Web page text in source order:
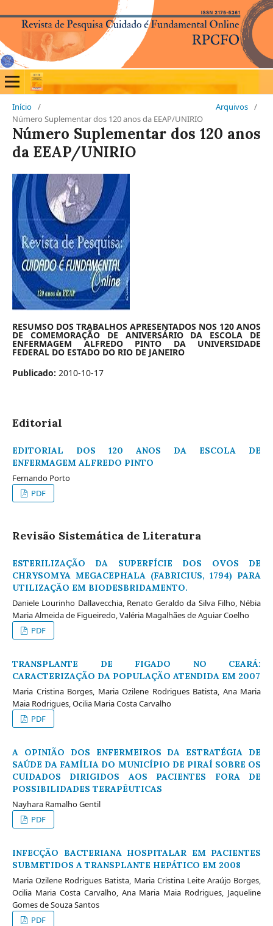
Início / Arquivos /
Número Suplementar dos 120 anos da EEAP/UNIRIO
Número Suplementar dos 120 anos
da EEAP/UNIRIO
RESUMSO DOS TRABALHOS APRESENTADOS NOS 120 ANOS
DE COMEMORAÇÃO DE ANIVERSÁRIO DA ESCOLA DE
ENFERMAGEM ALFREDO PINTO DA UNIVERSIDADE
FEDERAL DO ESTADO DO RIO DE JANEIRO
Publicado: 2010-10-17
Editorial
EDITORIAL DOS 120 ANOS DA ESCOLA DE
ENFERMAGEM ALFREDO PINTO
Fernando Porto
PDF
Revisão Sistemática de Literatura
ESTERILIZAÇÃO DA SUPERFÍCIE DOS OVOS DE
CHRYSOMYA MEGACEPHALA (FABRICIUS, 1794) PARA
UTILIZAÇÃO EM BIODESBRIDAMENTO.
Daniele Lourinho Dallavecchia, Renato Geraldo da Silva Filho, Nébia
Maria Almeida de Figueiredo, Valéria Magalhães de Aguiar Coelho
PDF
TRANSPLANTE DE FIGADO NO CEARÁ:
CARACTERIZAÇÃO DA POPULAÇÃO ATENDIDA EM 2007
Maria Cristina Borges, Maria Ozilene Rodrigues Batista, Ana Maria
Maia Rodrigues, Ocilia Maria Costa Carvalho
PDF
A OPINIÃO DOS ENFERMEIROS DA ESTRATÉGIA DE
SAÚDE DA FAMÍLIA DO MUNICÍPIO DE PIRAÍ SOBRE OS
CUIDADOS DIRIGIDOS AOS PACIENTES FORA DE
POSSIBILIDADES TERAPÊUTICAS
Nayhara Ramalho Gentil
PDF
INFECÇÃO BACTERIANA HOSPITALAR EM PACIENTES
SUBMETIDOS A TRANSPLANTE HEPÁTICO EM 2008
Maria Ozilene Rodrigues Batista, Maria Cristina Leite Araújo Borges,
Ocilia Maria Costa Carvalho, Ana Maria Maia Rodrigues, Jaqueline
Gomes de Souza Santos
PDF